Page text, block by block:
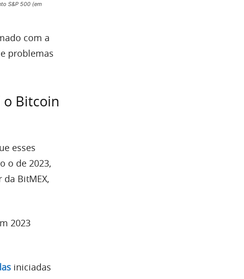
S&P 500 (em
com a
problemas
Bitcoin
esses
o de 2023,
BitMEX,
2023
iniciadas